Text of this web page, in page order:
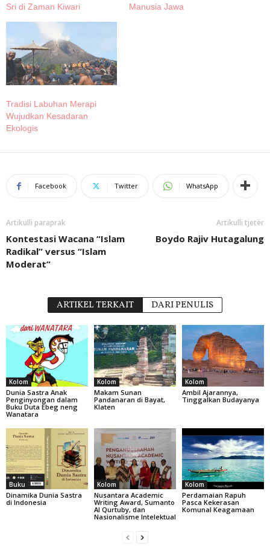
Sri di Zaman Kiwari
Manusia Jawa
Tradisi Labuhan Merapi
Wujudkan Kesadaran
Ekologis
Facebook Twitter WhatsApp
Artikulli paraprak
Kontestasi Wacana “Islam
Radikal” versus “Islam
Moderat”
Artikulli tjetër
Boydo Rajiv Hutagalung
ARTIKEL TERKAIT DARI PENULIS
Kolom
Dunia Sastra Anak
Penginyongan dalam
Buku Duta Ebeg neng
Wanatara
Kolom
Makam Sunan
Pandanaran di Bayat,
Klaten
Kolom
Ambil Ajarannya,
Tinggalkan Budayanya
Buku
Dinamika Dunia Sastra
di Indonesia
Kolom
Nusantara Academic
Writing Award, Sumanto
Al Qurtuby, dan
Nasionalisme Intelektual
Kolom
Perdamaian Rapuh
Pasca Kekerasan
Komunal Keagamaan